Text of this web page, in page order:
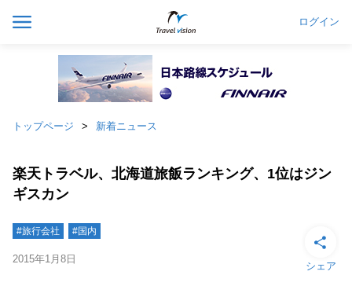
ログイン
トップページ 新着ニュース
楽天トラベル、北海道旅飯ランキング、1位はジン
ギスカン
#旅行会社 #国内
2015年1月8日
シェア